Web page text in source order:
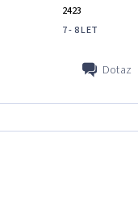
2423
7 - 8 LET
Dotaz